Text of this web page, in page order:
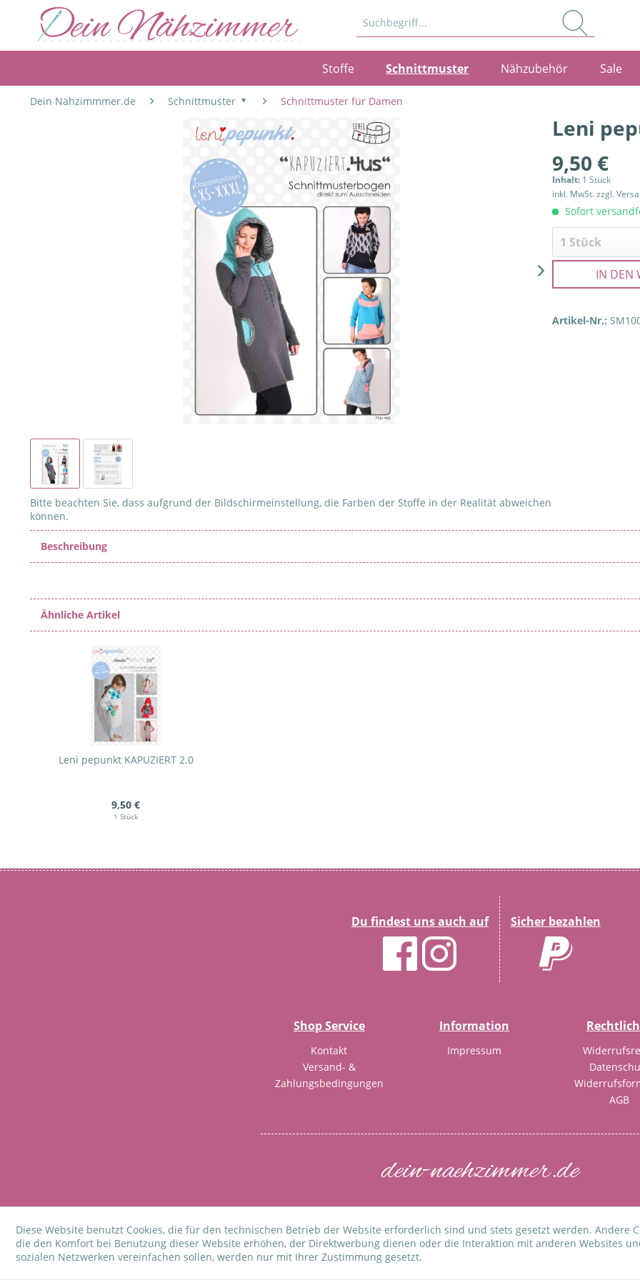
Stoffe Schnittmuster Nähzubehör Sale
Dein Nähzimmmer.de Schnittmuster Schnittmuster für Damen
Bitte beachten Sie, dass aufgrund der Bildschirmeinstellung, die Farben der Stoffe in der Realität abweichen
können.
Leni
9,50 €
Inhalt: 1 Stück
inkl. MwSt.zzgl.
Sofort
IN DEN
Artikel-Nr.:
Beschreibung
Ähnliche Artikel
Leni pepunkt KAPUZIERT 2.0
9,50 €
1 Stück
Du findest uns auch auf Sicher bezahlen
Shop Service
Kontakt
Versand- &
Zahlungsbedingungen
Information
Impressum
AGB
dein-naehzimmer.de
* Alle Preise inkl. gesetzl. Mehrwertsteuer zzgl.Versandkostenund ggf. Nachnahmegebühren,
Diese Website benutzt Cookies, die für den technischen Betrieb der Website erforderlich sind und stets gesetzt werden. Andere
die den Komfort bei Benutzung dieser Website erhöhen, der Direktwerbung dienen oder die Interaktion mit anderen Websites
sozialen Netzwerken vereinfachen sollen, werden nur mit Ihrer Zustimmung gesetzt.